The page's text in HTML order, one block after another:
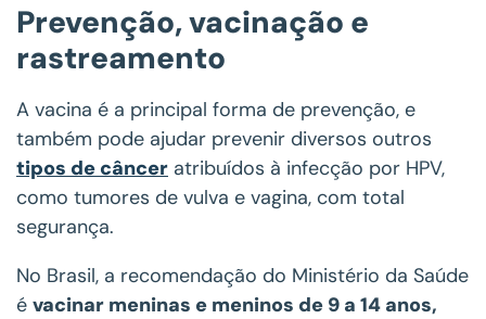
Prevenção, vacinação e
rastreamento
A vacina é a principal forma de prevenção, e
também pode ajudar prevenir diversos outros
tipos de câncer atribuídos à infecção por HPV,
como tumores de vulva e vagina, com total
segurança.
No Brasil, a recomendação do Ministério da Saúde
é vacinar meninas e meninos de 9 a 14 anos,